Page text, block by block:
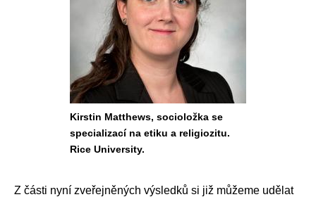
Kirstin Matthews, socioložka se
specializací na etiku a religiozitu.
Rice University.
Z části nyní zveřejněných výsledků si již můžeme udělat